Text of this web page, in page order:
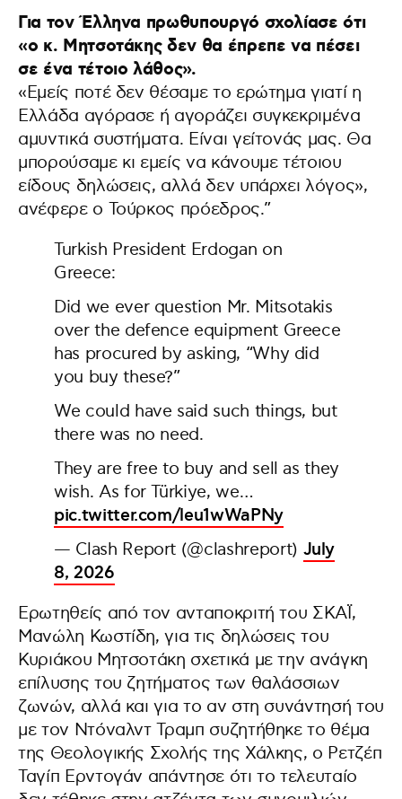
Για τον Έλληνα πρωθυπουργό σχολίασε ότι
«ο κ. Μητσοτάκης δεν θα έπρεπε να πέσει
σε ένα τέτοιο λάθος».
«Εμείς ποτέ δεν θέσαμε το ερώτημα γιατί η
Ελλάδα αγόρασε ή αγοράζει συγκεκριμένα
αμυντικά συστήματα. Είναι γείτονάς μας. Θα
μπορούσαμε κι εμείς να κάνουμε τέτοιου
είδους δηλώσεις, αλλά δεν υπάρχει λόγος»,
ανέφερε ο Τούρκος πρόεδρος.”
Turkish President Erdogan on
Greece:
Did we ever question Mr. Mitsotakis
over the defence equipment Greece
has procured by asking, “Why did
you buy these?”
We could have said such things, but
there was no need.
They are free to buy and sell as they
wish. As for Türkiye, we…
pic.twitter.com/leu1wWaPNy
— Clash Report (@clashreport) July
8, 2026
Ερωτηθείς από τον ανταποκριτή του ΣΚΑΪ,
Μανώλη Κωστίδη, για τις δηλώσεις του
Κυριάκου Μητσοτάκη σχετικά με την ανάγκη
επίλυσης του ζητήματος των θαλάσσιων
ζωνών, αλλά και για το αν στη συνάντησή του
με τον Ντόναλντ Τραμπ συζητήθηκε το θέμα
της Θεολογικής Σχολής της Χάλκης, ο Ρετζέπ
Ταγίπ Ερντογάν απάντησε ότι το τελευταίο